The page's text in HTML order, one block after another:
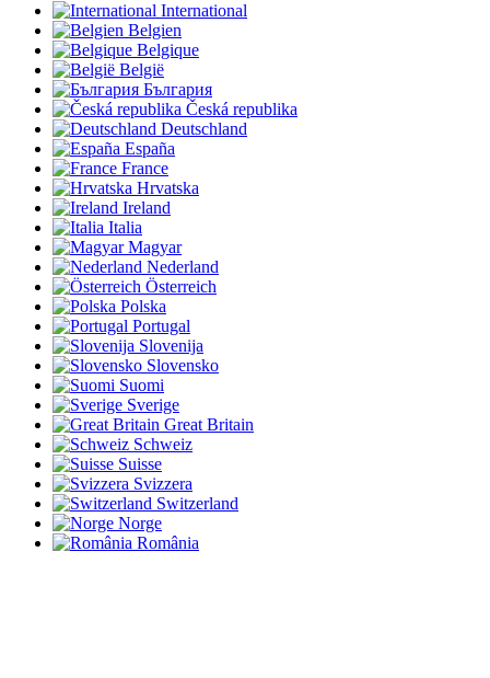
International
Belgien
Belgique
België
България
Česká republika
Deutschland
España
France
Hrvatska
Ireland
Italia
Magyar
Nederland
Österreich
Polska
Portugal
Slovenija
Slovensko
Suomi
Sverige
Great Britain
Schweiz
Suisse
Svizzera
Switzerland
Norge
România